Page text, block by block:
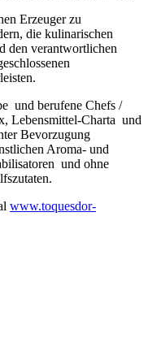
Erzeuger zu
die kulinarischen
den verantwortlichen
und berufene Chefs /
Lebensmittel-Charta und
Bevorzugung
Aroma- und
und ohne
www.toquesdor-